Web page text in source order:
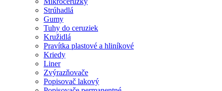
Strúhadlá
Gumy
Tuhy do ceruziek
Kružidlá
Pravítka plastové a hliníkové
Kriedy
Liner
Zvýrazňovače
Popisovač lakový